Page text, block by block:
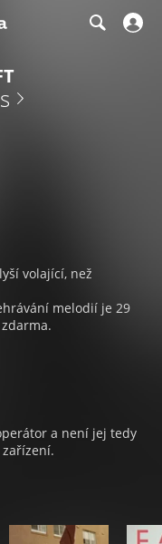
volající, než
melodií je 29
a není jej tedy